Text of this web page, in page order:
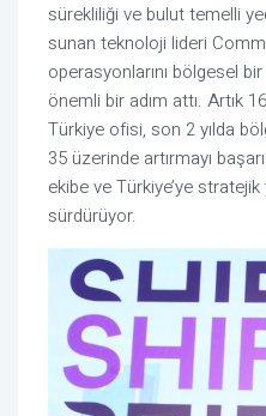
sürekliliği ve bulut temelli
sunan teknoloji lideri
operasyonlarını bölgesel
önemli bir adım attı. Artık
Türkiye ofisi, son 2 yılda
35 üzerinde artırmayı
ekibe ve Türkiye’ye stratejik
sürdürüyor.